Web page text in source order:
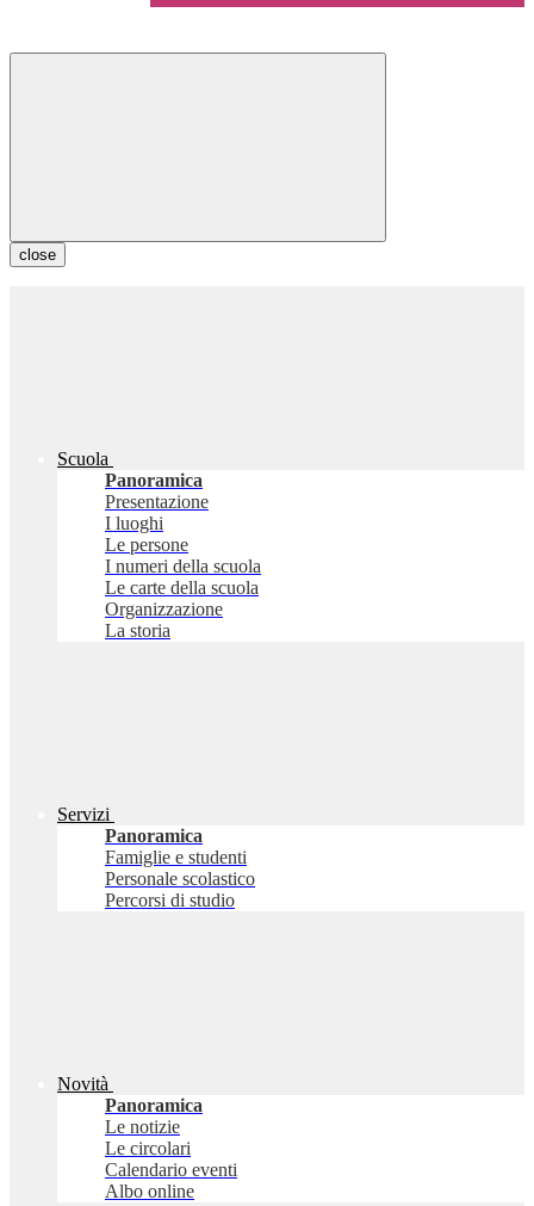
close
Scuola
Panoramica
Presentazione
I luoghi
Le persone
I numeri della scuola
Le carte della scuola
Organizzazione
La storia
Servizi
Panoramica
Famiglie e studenti
Personale scolastico
Percorsi di studio
Novità
Panoramica
Le notizie
Le circolari
Calendario eventi
Albo online